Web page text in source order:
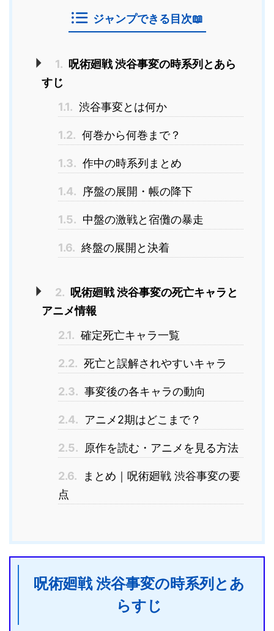
ジャンプできる目次📖
1. 呪術廻戦 渋谷事変の時系列とあら
すじ
1.1. 渋谷事変とは何か
1.2. 何巻から何巻まで？
1.3. 作中の時系列まとめ
1.4. 序盤の展開・帳の降下
1.5. 中盤の激戦と宿儺の暴走
1.6. 終盤の展開と決着
2. 呪術廻戦 渋谷事変の死亡キャラと
アニメ情報
2.1. 確定死亡キャラ一覧
2.2. 死亡と誤解されやすいキャラ
2.3. 事変後の各キャラの動向
2.4. アニメ2期はどこまで？
2.5. 原作を読む・アニメを見る方法
2.6.
まとめ｜呪術廻戦 渋谷事変の要
点
呪術廻戦 渋谷事変の時系列とあ
らすじ